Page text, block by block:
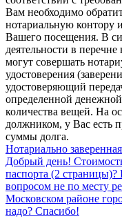
Вам необходимо
нотариальную контору
Вашего посещения. В
деятельности в
могут совершать
удостоверения
удостоверяющий
определенной
количества вещей. На
должником, у Вас есть
суммы долга.
Нотариально
Добрый день!
паспорта (2
вопросом не по месту
Московском районе
надо? Спасибо!